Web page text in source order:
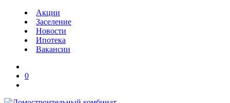
Акции
Заселение
Новости
Ипотека
Вакансии
0